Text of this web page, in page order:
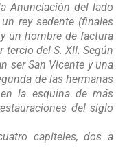
Anunciación del lado
rey sedente (finales
un hombre de factura
del S. XII. Según
ser San Vicente y una
de las hermanas
la esquina de más
del siglo
capiteles, dos a